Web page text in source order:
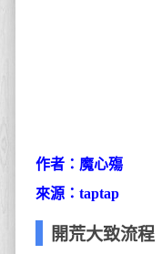
作者：魔心殤
來源：taptap
開荒大致流程